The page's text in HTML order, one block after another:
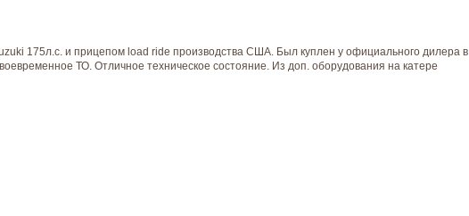
175л.с. и прицепом load ride производства США. Был куплен у официального дилера в
ТО. Отличное техническое состояние. Из доп. оборудования на катере